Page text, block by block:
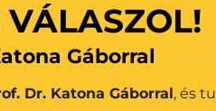
Gáborral
Dr. Katona Gáborral, és